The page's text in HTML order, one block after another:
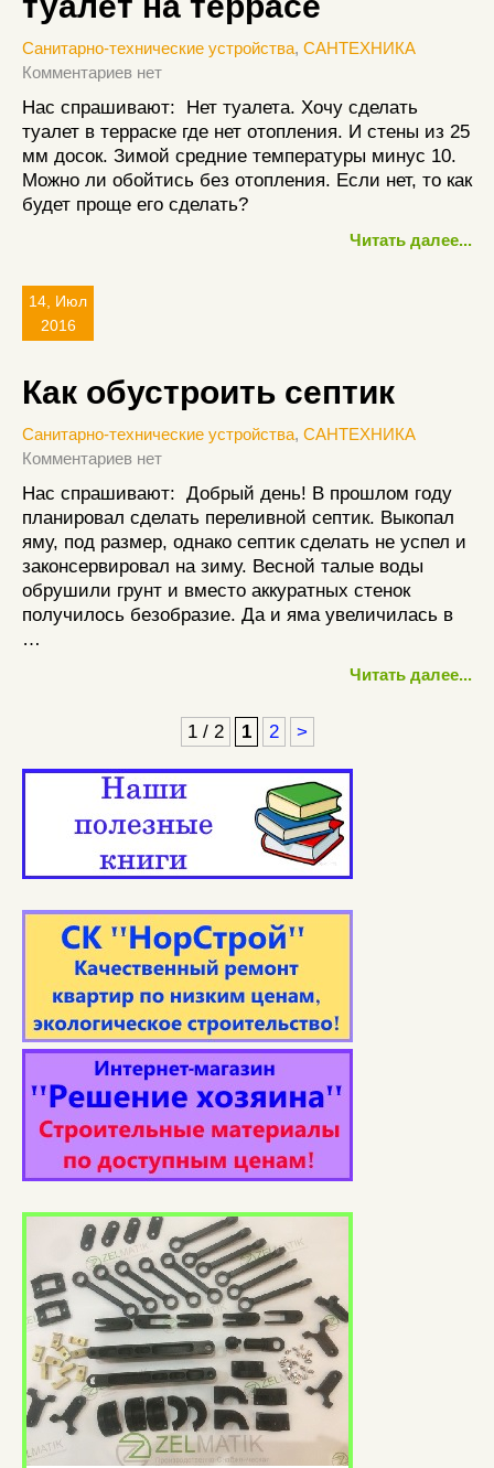
Санитарно-технические устройства, САНТЕХНИКА
Комментариев нет
Нас спрашивают: Нет туалета. Хочу сделать
туалет в терраске где нет отопления. И стены из 25
мм досок. Зимой средние температуры минус 10.
Можно ли обойтись без отопления. Если нет, то как
будет проще его сделать?
Читать далее...
14, Июл
2016
Как обустроить септик
Санитарно-технические устройства, САНТЕХНИКА
Комментариев нет
Нас спрашивают: Добрый день! В прошлом году
планировал сделать переливной септик. Выкопал
яму, под размер, однако септик сделать не успел и
законсервировал на зиму. Весной талые воды
обрушили грунт и вместо аккуратных стенок
получилось безобразие. Да и яма увеличилась в
…
Читать далее...
1 / 2 1 2 >